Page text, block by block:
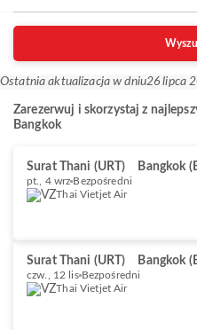
Ostatnia aktualizacja w dniu26 lipca
Zarezerwuj i skorzystaj z
Bangkok
Surat Thani (URT) Bangkok
pt., 4 wrz Bezpośredni
Thai Vietjet Air
Surat Thani (URT) Bangkok
czw., 12 lis Bezpośredni
Thai Vietjet Air